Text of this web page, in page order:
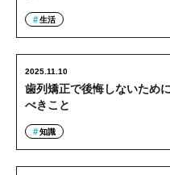
生活
歯列矯正で後悔しないため
べきこと
2025.11.10
知識